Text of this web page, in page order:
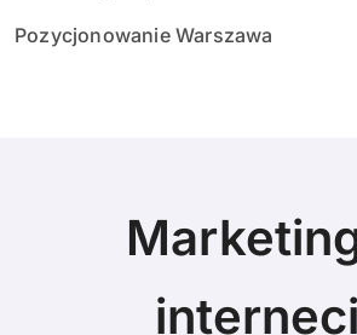
Pozycjonowanie Warszawa